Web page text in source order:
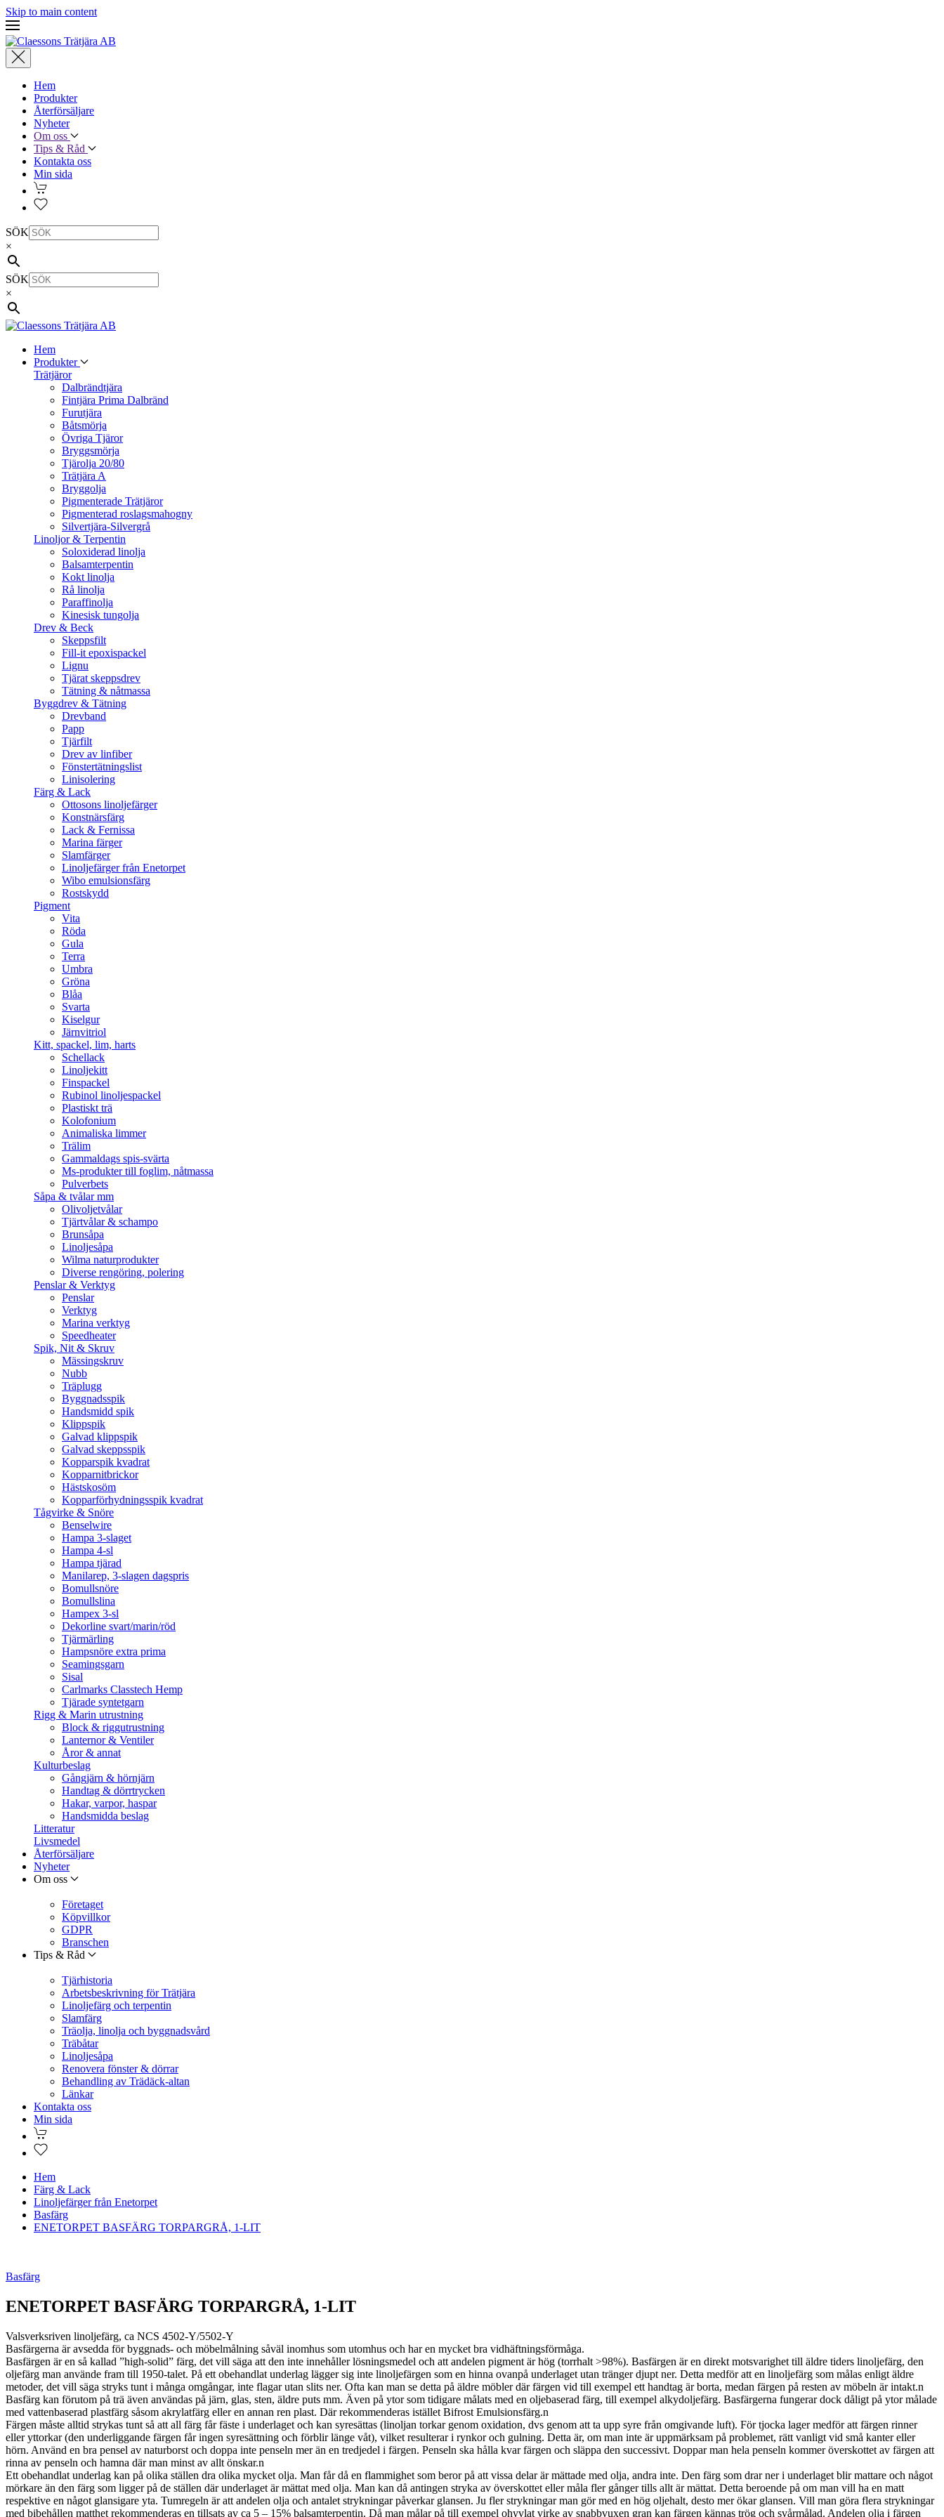
Skip to main content
Hem
Produkter
Återförsäljare
Nyheter
Om oss
Tips & Råd
Kontakta oss
Min sida
SÖK
×
SÖK
×
Hem
Produkter
Trätjäror
Dalbrändtjära
Fintjära Prima Dalbränd
Furutjära
Båtsmörja
Övriga Tjäror
Bryggsmörja
Tjärolja 20/80
Trätjära A
Bryggolja
Pigmenterade Trätjäror
Pigmenterad roslagsmahogny
Silvertjära-Silvergrå
Linoljor & Terpentin
Soloxiderad linolja
Balsamterpentin
Kokt linolja
Rå linolja
Paraffinolja
Kinesisk tungolja
Drev & Beck
Skeppsfilt
Fill-it epoxispackel
Lignu
Tjärat skeppsdrev
Tätning & nåtmassa
Byggdrev & Tätning
Drevband
Papp
Tjärfilt
Drev av linfiber
Fönstertätningslist
Linisolering
Färg & Lack
Ottosons linoljefärger
Konstnärsfärg
Lack & Fernissa
Marina färger
Slamfärger
Linoljefärger från Enetorpet
Wibo emulsionsfärg
Rostskydd
Pigment
Vita
Röda
Gula
Terra
Umbra
Gröna
Blåa
Svarta
Kiselgur
Järnvitriol
Kitt, spackel, lim, harts
Schellack
Linoljekitt
Finspackel
Rubinol linoljespackel
Plastiskt trä
Kolofonium
Animaliska limmer
Trälim
Gammaldags spis-svärta
Ms-produkter till foglim, nåtmassa
Pulverbets
Såpa & tvålar mm
Olivoljetvålar
Tjärtvålar & schampo
Brunsåpa
Linoljesåpa
Wilma naturprodukter
Diverse rengöring, polering
Penslar & Verktyg
Penslar
Verktyg
Marina verktyg
Speedheater
Spik, Nit & Skruv
Mässingskruv
Nubb
Träplugg
Byggnadsspik
Handsmidd spik
Klippspik
Galvad klippspik
Galvad skeppsspik
Kopparspik kvadrat
Kopparnitbrickor
Hästskosöm
Kopparförhydningsspik kvadrat
Tågvirke & Snöre
Benselwire
Hampa 3-slaget
Hampa 4-sl
Hampa tjärad
Manilarep, 3-slagen dagspris
Bomullsnöre
Bomullslina
Hampex 3-sl
Dekorline svart/marin/röd
Tjärmärling
Hampsnöre extra prima
Seamingsgarn
Sisal
Carlmarks Classtech Hemp
Tjärade syntetgarn
Rigg & Marin utrustning
Block & riggutrustning
Lanternor & Ventiler
Åror & annat
Kulturbeslag
Gångjärn & hörnjärn
Handtag & dörrtrycken
Hakar, varpor, haspar
Handsmidda beslag
Litteratur
Livsmedel
Återförsäljare
Nyheter
Om oss
Företaget
Köpvillkor
GDPR
Branschen
Tips & Råd
Tjärhistoria
Arbetsbeskrivning för Trätjära
Linoljefärg och terpentin
Slamfärg
Träolja, linolja och byggnadsvård
Träbåtar
Linoljesåpa
Renovera fönster & dörrar
Behandling av Trädäck-altan
Länkar
Kontakta oss
Min sida
Hem
Färg & Lack
Linoljefärger från Enetorpet
Basfärg
ENETORPET BASFÄRG TORPARGRÅ, 1-LIT
Basfärg
ENETORPET BASFÄRG TORPARGRÅ, 1-LIT
Valsverksriven linoljefärg, ca NCS 4502-Y/5502-Y
Basfärgerna är avsedda för byggnads- och möbelmålning såväl inomhus som utomhus och har en mycket bra vidhäftningsförmåga.
Basfärgen är en så kallad ”high-solid” färg, det vill säga att den inte innehåller lösningsmedel och att andelen pigment är hög (torrhalt >98%). Basfärgen är en direkt motsvarighet till äldre tiders linoljefärg, den
oljefärg man använde fram till 1950-talet. På ett obehandlat underlag lägger sig inte linoljefärgen som en hinna ovanpå underlaget utan tränger djupt ner. Detta medför att en linoljefärg som målas enligt äldre
metoder, det vill säga stryks tunt i många omgångar, inte flagar utan slits ner. Ofta kan man se detta på äldre möbler där färgen vid till exempel ett handtag är borta, medan färgen på resten av möbeln är intakt.n
Basfärg kan förutom på trä även användas på järn, glas, sten, äldre puts mm. Även på ytor som tidigare målats med en oljebaserad färg, till exempel alkydoljefärg. Basfärgerna fungerar dock dåligt på ytor målade
med vattenbaserad plastfärg såsom akrylatfärg eller en annan ren plast. Där rekommenderas istället Bifrost Emulsionsfärg.n
Färgen måste alltid strykas tunt så att all färg får fäste i underlaget och kan syresättas (linoljan torkar genom oxidation, dvs genom att ta upp syre från omgivande luft). För tjocka lager medför att färgen rinner
eller yttorkar (den underliggande färgen får ingen syresättning och förblir länge våt), vilket resulterar i rynkor och gulning. Detta är, om man inte är uppmärksam på problemet, rätt vanligt vid små kanter eller
hörn. Använd en bra pensel av naturborst och doppa inte penseln mer än en tredjedel i färgen. Penseln ska hålla kvar färgen och släppa den successivt. Doppar man hela penseln kommer överskottet av färgen att
rinna av penseln och hamna där man minst av allt önskar.n
Ett obehandlat underlag kan på olika ställen dra olika mycket olja. Man får då en flammighet som beror på att vissa delar är mättade med olja, andra inte. Den färg som drar ner i underlaget blir mattare och något
mörkare än den färg som ligger på de ställen där underlaget är mättat med olja. Man kan då antingen stryka av överskottet eller måla fler gånger tills allt är mättat. Detta beroende på om man vill ha en matt
respektive en något glansigare yta. Tumregeln är att andelen olja och antalet strykningar påverkar glansen. Ju fler strykningar man gör med en hög oljehalt, desto mer ökar glansen. Vill man göra flera strykningar
med bibehållen matthet rekommenderas en tillsats av ca 5 – 15% balsamterpentin. Då man målar på till exempel ohyvlat virke av snabbvuxen gran kan färgen kännas trög och svårmålad. Andelen olja i färgen